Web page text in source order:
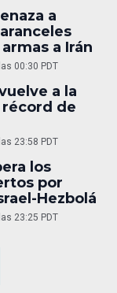
a
a Irán
00:30 PDT
a la
de
23:58 PDT
los
por
Hezbolá
23:25 PDT